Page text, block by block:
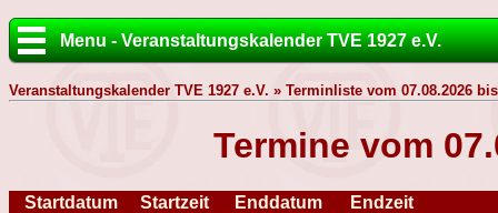
Menu - Veranstaltungskalender TVE 1927 e.V.
Veranstaltungskalender TVE 1927 e.V. » Terminliste vom 07.08.2026
Termine vom
Startdatum Startzeit Enddatum Endzeit